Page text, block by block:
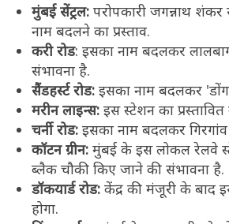
मुंबई सेंट्रल: परोपकारी जगन्नाथ
नाम बदलने का प्रस्ताव.
करी रोड: इसका नाम बदलकर
संभावना है.
सैंडहर्स्ट रोड: इसका नाम बदलकर
मरीन लाइन्स: इस स्टेशन का
चर्नी रोड: इसका नाम बदलकर
कॉटन ग्रीन: मुंबई के इस लोकल रेलवे
ब्लैक चौकी किए जाने की संभावना है.
डॉकयार्ड रोड: केंद्र की मंजूरी के बाद
होगा.